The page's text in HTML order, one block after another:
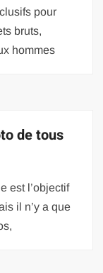
pour
bruts,
hommes
de tous
est l’objectif
il n’y a que